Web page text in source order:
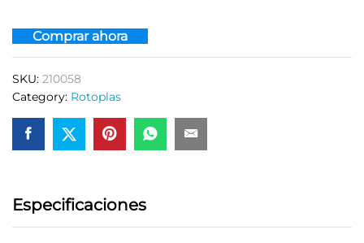
Comprar ahora
SKU: 210058
Category: Rotoplas
Especificaciones